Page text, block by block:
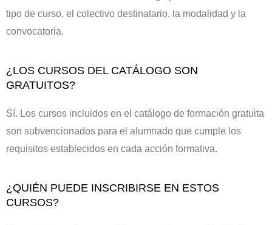
tipo de curso, el colectivo destinatario, la modalidad y la
convocatoria.
¿LOS CURSOS DEL CATÁLOGO SON
GRATUITOS?
Sí. Los cursos incluidos en el catálogo de formación gratuita
son subvencionados para el alumnado que cumple los
requisitos establecidos en cada acción formativa.
¿QUIÉN PUEDE INSCRIBIRSE EN ESTOS
CURSOS?